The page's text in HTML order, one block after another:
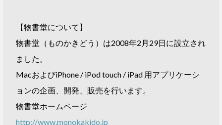
【物書堂について】
物書堂（ものかきどう）は2008年2月29日に設立され
ました。
MacおよびiPhone / iPod touch / iPad 用アプリケーシ
ョンの企画、開発、販売を行います。
物書堂ホームページ
http://www.monokakido.jp